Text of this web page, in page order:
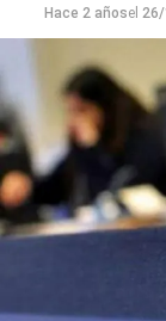
Hace 2 añosel